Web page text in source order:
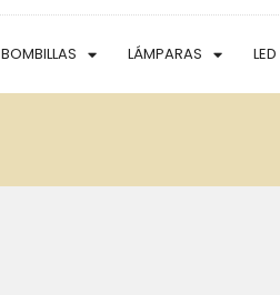
BOMBILLAS LÁMPARAS LED